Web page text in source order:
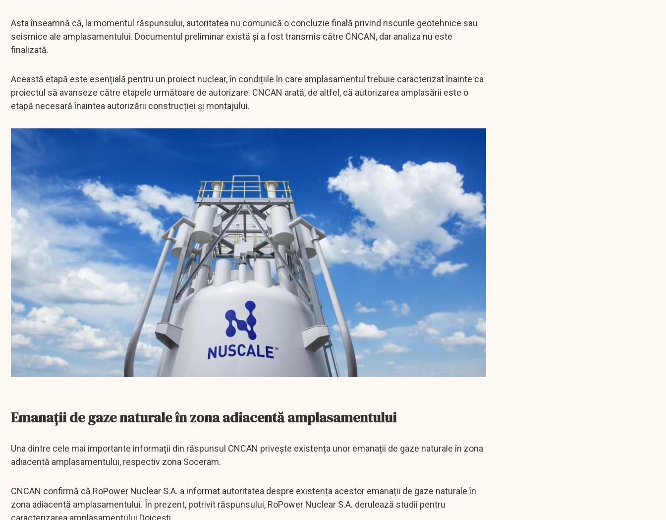
Asta înseamnă că, la momentul răspunsului, autoritatea nu comunică o concluzie finală privind riscurile geotehnice sau
seismice ale amplasamentului. Documentul preliminar există și a fost transmis către CNCAN, dar analiza nu este
finalizată.
Această etapă este esențială pentru un proiect nuclear, în condițiile în care amplasamentul trebuie caracterizat înainte ca
proiectul să avanseze către etapele următoare de autorizare. CNCAN arată, de altfel, că autorizarea amplasării este o
etapă necesară înaintea autorizării construcției și montajului.
Emanații de gaze naturale în zona adiacentă amplasamentului
Una dintre cele mai importante informații din răspunsul CNCAN privește existența unor emanații de gaze naturale în zona
adiacentă amplasamentului, respectiv zona Soceram.
CNCAN confirmă că RoPower Nuclear S.A. a informat autoritatea despre existența acestor emanații de gaze naturale în
zona adiacentă amplasamentului. În prezent, potrivit răspunsului, RoPower Nuclear S.A. derulează studii pentru
caracterizarea amplasamentului Doicești.